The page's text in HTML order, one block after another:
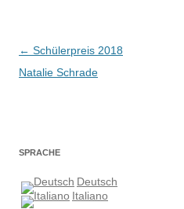
Beitragsnavigation
← Schülerpreis 2018
Natalie Schrade
SPRACHE
Deutsch
Italiano